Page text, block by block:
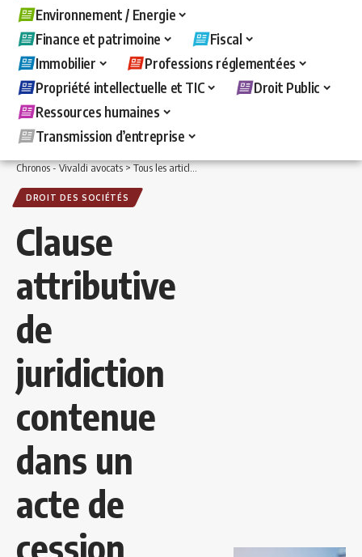
Environnement / Energie
Finance et patrimoine
Fiscal
Immobilier
Professions réglementées
Propriété intellectuelle et TIC
Droit Public
Ressources humaines
Transmission d’entreprise
Chronos - Vivaldi avocats>Tous les articles >Affaires / Finances>Droit des
DROIT DES SOCIÉTÉS
Clause
attributive
de
juridiction
contenue
dans un
acte de
cession